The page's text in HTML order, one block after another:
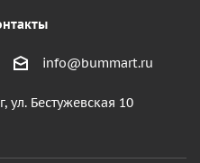
info@bummart.ru
ул. Бестужевская 10